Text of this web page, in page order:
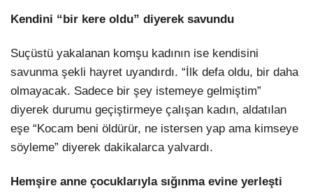
Kendini “bir kere oldu” diyerek savundu
Suçüstü yakalanan komşu kadının ise kendisini
savunma şekli hayret uyandırdı. “İlk defa oldu, bir daha
olmayacak. Sadece bir şey istemeye gelmiştim”
diyerek durumu geçiştirmeye çalışan kadın, aldatılan
eşe “Kocam beni öldürür, ne istersen yap ama kimseye
söyleme” diyerek dakikalarca yalvardı.
Hemşire anne çocuklarıyla sığınma evine yerleşti